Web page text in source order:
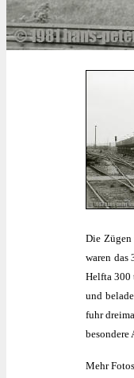
Die Zügen
waren das
Helfta 300
und
fuhr
besondere
Mehr